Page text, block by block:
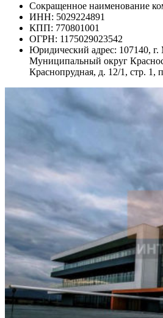
Сокращенное наименование
ИНН: 5029224891
КПП: 770801001
ОГРН: 1175029023542
Юридический адрес: 107140,
Муниципальный округ
Краснопрудная, д. 12/1, стр. 1,